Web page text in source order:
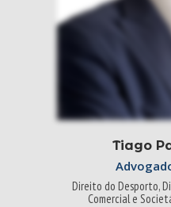
Tiago
Direito do Desporto,
Comercial e